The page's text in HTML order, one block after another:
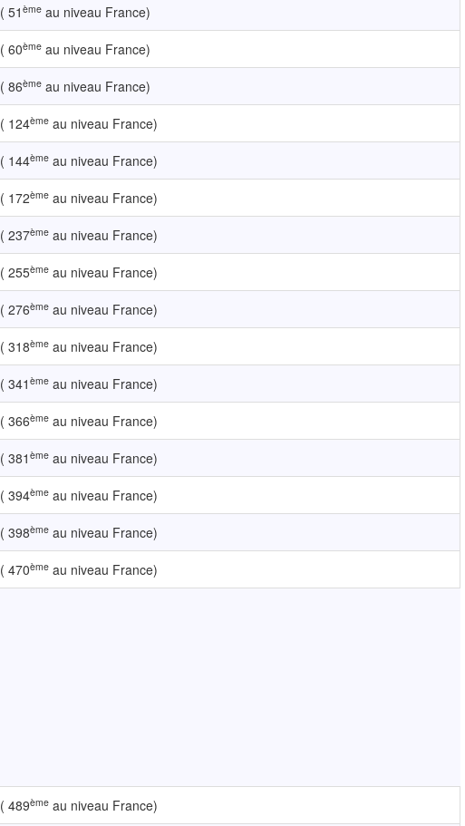
( 51 ème au niveau France)
( 60ème au niveau France)
( 86ème au niveau France)
( 124ème au niveau France)
( 144ème au niveau France)
( 172ème au niveau France)
( 237ème au niveau France)
( 255ème au niveau France)
( 276ème au niveau France)
( 318ème au niveau France)
( 341 ème au niveau France)
( 366ème au niveau France)
( 381 ème au niveau France)
( 394ème au niveau France)
( 398ème au niveau France)
( 470ème au niveau France)
( 489ème au niveau France)